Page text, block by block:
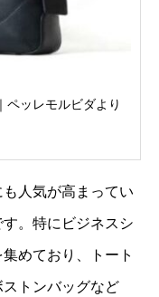
ペッレモルビダより
人気が高まってい
。特にビジネスシ
めており、トート
トンバッグなど